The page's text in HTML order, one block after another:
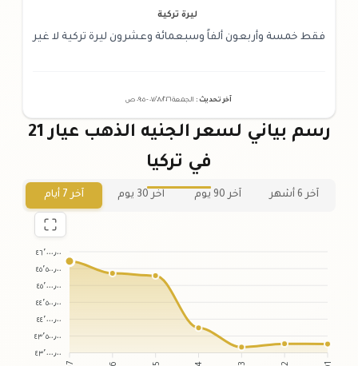
ليرة تركية
فقط خمسة وأربعون ألفاً وسبعمائة وعشرون ليرة تركية لا غير
آخر تحديث : الجمعة ٠٧ /٠٨/٢٠٢٦ - ٠٩:٠٥ ص
رسم بياني لسعر الجنيه الذهب عيار 21
في تركيا
آخر 6 أشهر آخر 90 يوم آخر 30 يوم آخر 7 أيام
٤٦٬٠٠٠٫٠٠
٤٥٬٥٠٠٫٠٠
٤٥٬٠٠٠٫٠٠
٤٤٬٥٠٠٫٠٠
٤٤٬٠٠٠٫٠٠
٤٣٬٥٠٠٫٠٠
٤٣٬٠٠٠٫٠٠